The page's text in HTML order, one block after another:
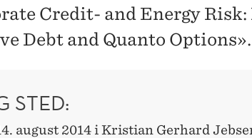
Credit- and Energy
Debt and Quanto Options».
STED:
august 2014 i Kristian Gerhard